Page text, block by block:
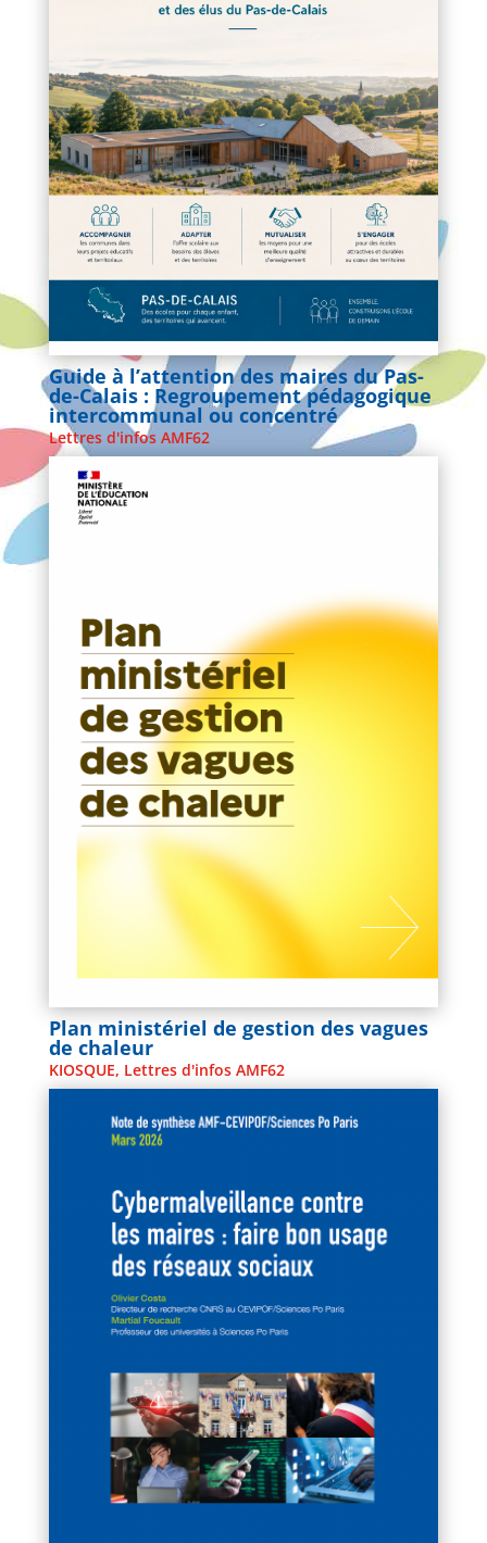
Guide à l’attention des maires du Pas-
de-Calais : Regroupement pédagogique
intercommunal ou concentré
Lettres d'infos AMF62
Plan ministériel de gestion des vagues
de chaleur
KIOSQUE, Lettres d'infos AMF62